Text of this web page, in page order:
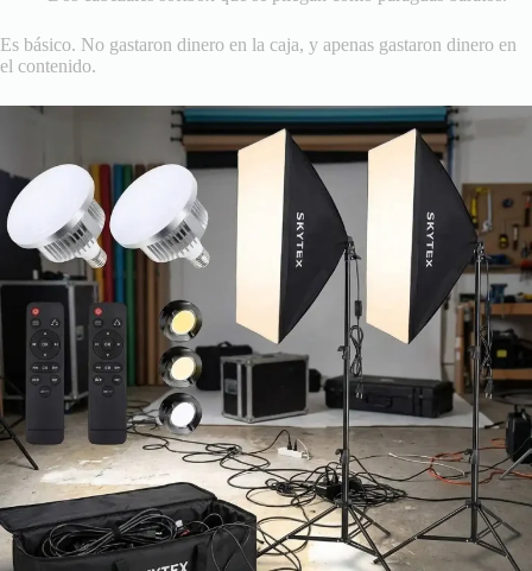
Es básico. No gastaron dinero en la caja, y apenas gastaron dinero en
el contenido.